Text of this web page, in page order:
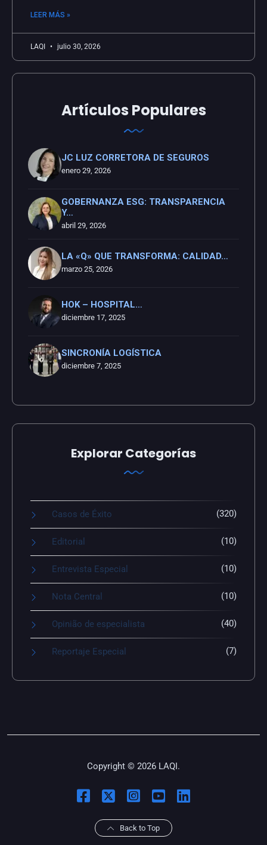
LEER MÁS »
LAQI julio 30, 2026
Artículos Populares
JC LUZ CORRETORA DE SEGUROS
enero 29, 2026
GOBERNANZA ESG: TRANSPARENCIA
Y…
abril 29, 2026
LA «Q» QUE TRANSFORMA: CALIDAD…
marzo 25, 2026
HOK – HOSPITAL…
diciembre 17, 2025
SINCRONÍA LOGÍSTICA
diciembre 7, 2025
Explorar Categorías
Casos de Éxito (320)
Editorial (10)
Entrevista Especial (10)
Nota Central (10)
Opinião de especialista (40)
Reportaje Especial (7)
Copyright © 2026 LAQI.
Back to Top